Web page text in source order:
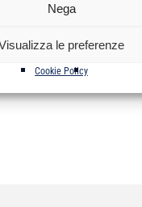
Nega
le preferenze
Cookie Policy